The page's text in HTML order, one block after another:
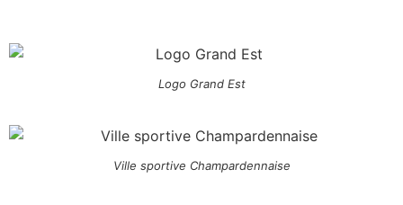
Logo Grand Est
Ville sportive Champardennaise